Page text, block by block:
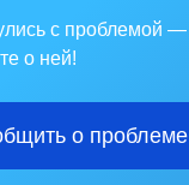
с проблемой —
о ней!
о проблеме